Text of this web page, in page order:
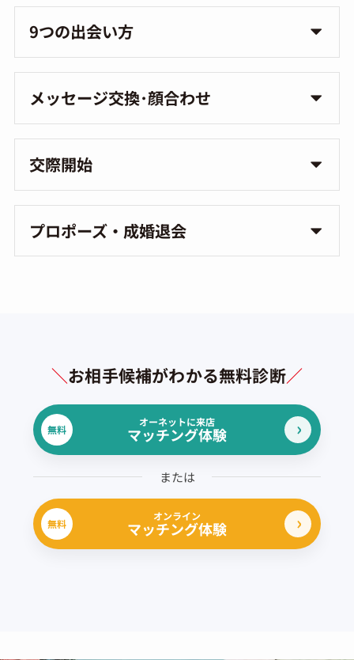
9つの出会い方
メッセージ交換･顔合わせ
交際開始
プロポーズ・成婚退会
＼お相手候補がわかる無料診断／
無料
オーネットに来店
マッチング体験
または
無料
オンライン
マッチング体験